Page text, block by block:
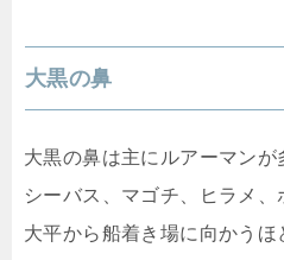
大黒の鼻
大黒の鼻は主にルアーマンが
シーバス、マゴチ、ヒラメ、
大平から船着き場に向かうほ